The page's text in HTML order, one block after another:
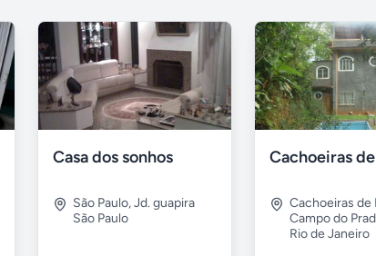
Casa dos sonhos
São Paulo,Jd. guapira
São Paulo
Cachoeiras de
Campo do
Rio de Janeiro